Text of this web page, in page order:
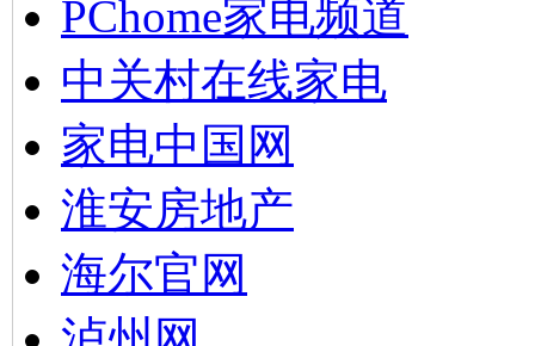
PChome家电频道
中关村在线家电
家电中国网
淮安房地产
海尔官网